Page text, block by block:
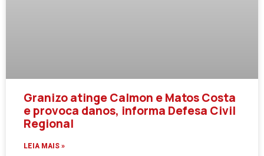
Granizo atinge Calmon e Matos Costa
e provoca danos, informa Defesa Civil
Regional
LEIA MAIS »